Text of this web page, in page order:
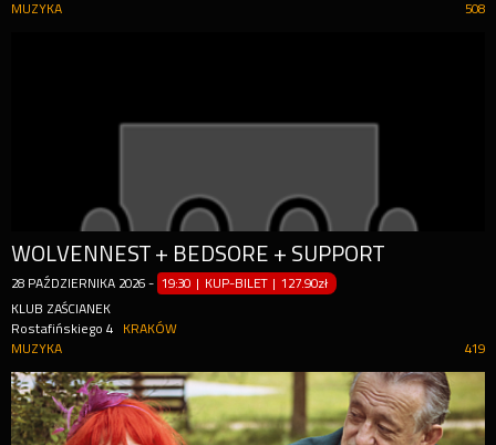
508
MUZYKA
WOLVENNEST + BEDSORE + SUPPORT
28 PAŹDZIERNIKA 2026 - 19:30 | KUP-BILET |127.90zł
KLUB ZAŚCIANEK
Rostafińskiego 4
KRAKÓW
419
MUZYKA